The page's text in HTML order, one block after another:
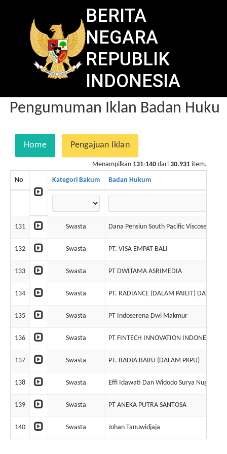
BERITA
NEGARA
REPUBLIK
INDONESIA
Pengumuman Iklan Badan
Home Pengajuan Iklan
Menampilkan 131-140 dari 30.931 item.
No Kategori Bakum Badan Hukum
131 Swasta Dana Pensiun South Pacific Viscose
132 Swasta PT. VISA EMPAT BALI
133 Swasta PT DWITAMA ASRIMEDIA
134 Swasta PT. RADIANCE (DALAM PAILIT) DAN
135 Swasta PT Indoserena Dwi Makmur
136 Swasta PT FINTECH INNOVATION INDONESIA
137 Swasta PT. BADJA BARU (DALAM PKPU)
138 Swasta Effi Idawati Dan Widodo Surya Nugraha
139 Swasta PT ANEKA PUTRA SANTOSA
140 Swasta Johan Tanuwidjaja